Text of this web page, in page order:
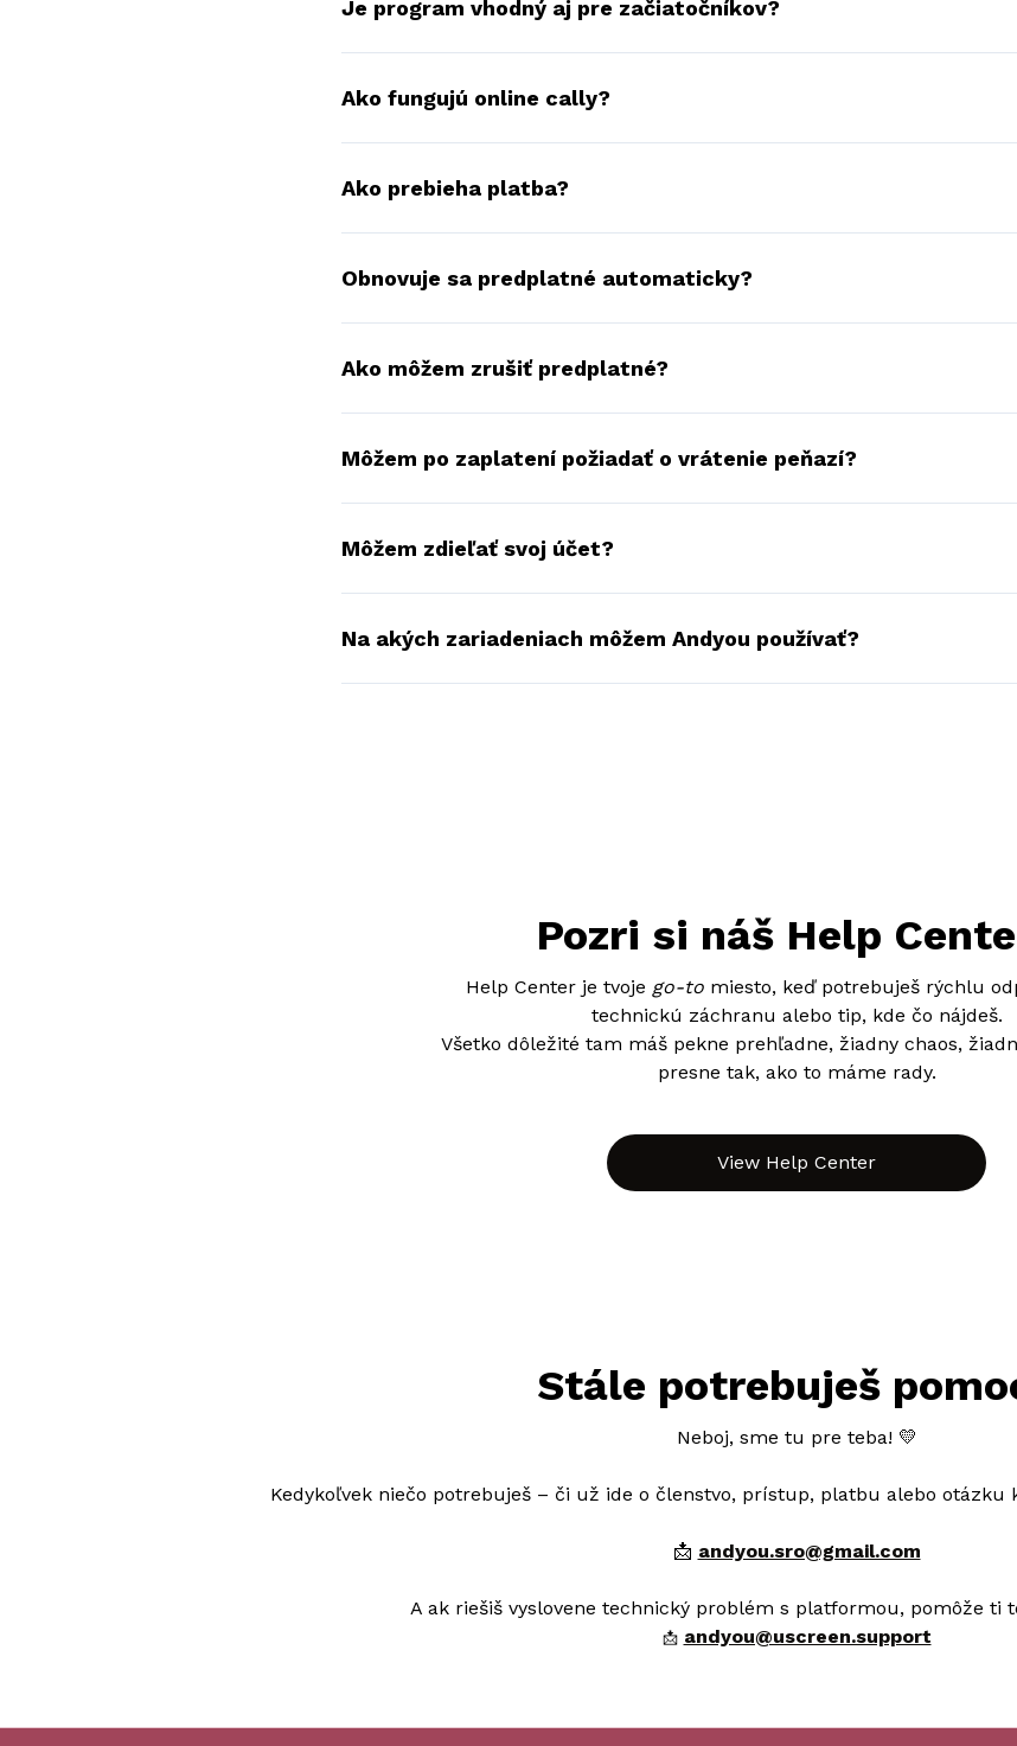
Je program vhodný aj pre začiatočníkov?
Ako fungujú online cally?
Ako prebieha platba?
Obnovuje sa predplatné automaticky?
Ako môžem zrušiť predplatné?
Môžem po zaplatení požiadať o vrátenie peňazí?
Môžem zdieľať svoj účet?
Na akých zariadeniach môžem Andyou používať?
Pozri si náš Help
Help Center je tvoje go-to miesto, keď potrebuješ rýchlu
technickú záchranu alebo tip, kde čo nájdeš.
Všetko dôležité tam máš pekne prehľadne, žiadny chaos,
presne tak, ako to máme rady.
View Help Center
Stále potrebuješ
Neboj, sme tu pre teba! 💛
Kedykoľvek niečo potrebuješ – či už ide o členstvo, prístup, platbu alebo otázku
📩 andyou.sro@gmail.com
A ak riešiš vyslovene technický problém s platformou, pomôže ti
📩 andyou@uscreen.support